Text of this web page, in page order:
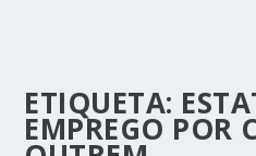
ETIQUETA:
EMPREGO POR